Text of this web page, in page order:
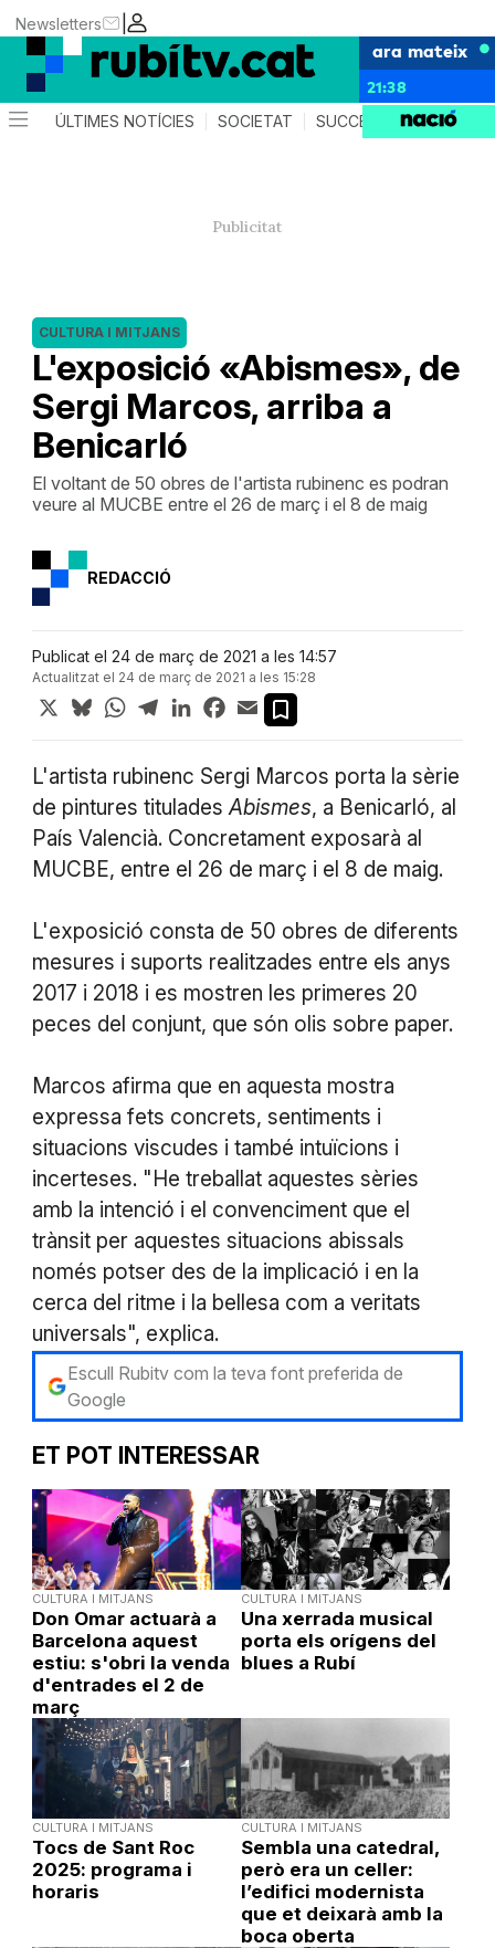
|
Newsletters
ara mateix
21:38
ÚLTIMES NOTÍCIES SOCIETAT SUCCESSOS
L'exposició «Abismes», de
Sergi Marcos, arriba a
Benicarló
CULTURA I MITJANS
El voltant de 50 obres de l'artista rubinenc es podran
veure al MUCBE entre el 26 de març i el 8 de maig
REDACCIÓ
Publicat el 24 de març de 2021 a les 14:57
Actualitzat el 24 de març de 2021 a les 15:28
X BlueskyWhatsApp
TelegramLinkedInFacebook
Email
L'artista rubinenc Sergi Marcos porta la sèrie
de pintures tituladesAbismes, a Benicarló, al
País Valencià. Concretament exposarà al
MUCBE, entre el 26 de març i el 8 de maig.
L'exposició consta de 50 obres de diferents
mesures i suports realitzades entre els anys
2017 i 2018 i es mostren les primeres 20
peces del conjunt, que són olis sobre paper.
Marcos afirma que en aquesta mostra
expressa fets concrets, sentiments i
situacions viscudes i també intuïcions i
incerteses. "He treballat aquestes sèries
amb la intenció i el convenciment que el
trànsit per aquestes situacions abissals
només potser des de la implicació i en la
cerca del ritme i la bellesa com a veritats
universals", explica.
Escull Rubitv com la teva font preferida de
Google
ET POT INTERESSAR
CULTURA I MITJANS
Don Omar actuarà a
Barcelona aquest
estiu: s'obri la venda
d'entrades el 2 de
març
CULTURA I MITJANS
Una xerrada musical
porta els orígens del
blues a Rubí
CULTURA I MITJANS
Tocs de Sant Roc
2025: programa i
horaris
CULTURA I MITJANS
Sembla una catedral,
però era un celler:
l’edifici modernista
que et deixarà amb la
boca oberta